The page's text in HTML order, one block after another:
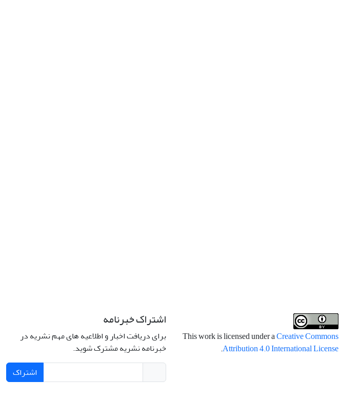
This work is licensed under aCreative Commons
Attribution 4.0 International License
.
اشتراک خبرنامه
برای دریافت اخبار و اطلاعیه های مهم نشریه در
خبرنامه نشریه مشترک شوید.
اشتراک